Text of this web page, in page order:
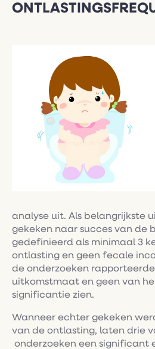
analyse uit. Als belangrijkste
gekeken naar succes van de
gedefinieerd als minimaal 3
ontlasting en geen fecale
de onderzoeken
uitkomstmaat en geen van
significantie zien.
Wanneer echter gekeken
van de ontlasting, laten drie
onderzoeken een significant